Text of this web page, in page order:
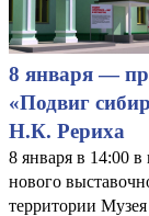
8 января —
«Подвиг
Н.К. Рериха
8 января в 14:00 в
нового
территории